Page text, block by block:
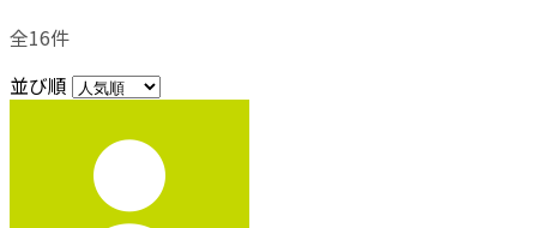
全16件
並び順